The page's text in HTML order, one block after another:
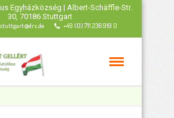
Egyházközség | Albert-Schäffle-Str.
30, 70186 Stuttgart
+49 (0) 711 236 919 0